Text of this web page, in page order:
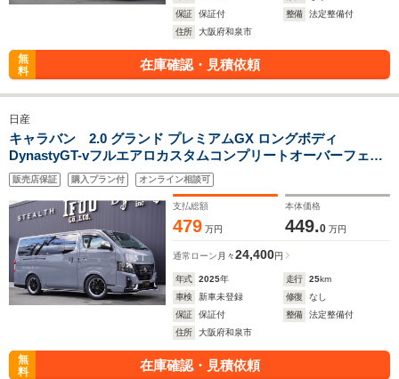
保証
保証付 整備
法定整備付
住所
大阪府和泉市
無
料
在庫確認・見積依頼
日産
キャラバン 2.0 グランド プレミアムGX ロングボディ
DynastyGT-vフルエアロカスタムコンプリートオーバーフェン
ダー17inアルミバケットシートカバーベットキット重歩行用フ
ロアシートラゲッジサイドテーブル地ナビ後席モニターセンタ
ーコンソール
販売店保証 購入プラン付 オンライン相談可
支払総額
479 万円
本体価格
449.0 万円
通常ローン 月々24,400円
年式 2025年 走行 25km
車検
新車未登録 修復
なし
保証
保証付 整備
法定整備付
住所
大阪府和泉市
無
料
在庫確認・見積依頼